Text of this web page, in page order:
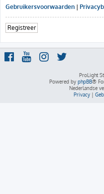
Gebruikersvoorwaarden |
Registreer
ProLight
Powered by phpBB®
Nederlandse
Privacy |